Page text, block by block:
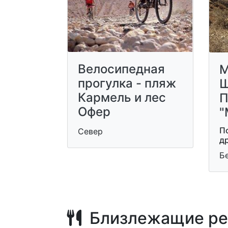
Велосипедная
прогулка - пляж
Кармель и лес
Офер
Север
Близлежащие